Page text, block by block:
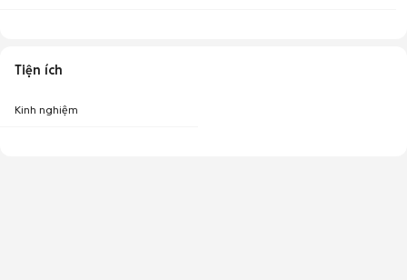
Tiện ích
Kinh nghiệm